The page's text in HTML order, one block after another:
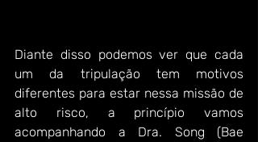
Diante disso podemos ver que cada
um da tripulação tem motivos
diferentes para estar nessa missão de
alto risco, a princípio vamos
acompanhando a Dra. Song (Bae